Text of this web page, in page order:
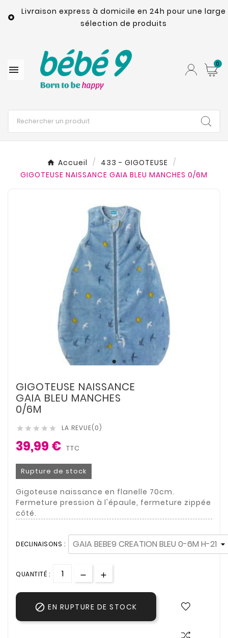

Livraison express à domicile en 24h pour une large
sélection de produits
 0
Accueil
433 - GIGOTEUSE
GIGOTEUSE NAISSANCE GAIA BLEU MANCHES 0/6M
GIGOTEUSE NAISSANCE
GAIA BLEU MANCHES
0/6M
     LA REVUE(0)
39,99 € TTC
Rupture de stock
Gigoteuse naissance en flanelle 70cm.
Fermeture pression à l'épaule, fermeture zippée
côté.
DECLINAISONS :
QUANTITÉ :
 EN RUPTURE DE STOCK